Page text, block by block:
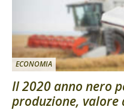
ECONOMIA
Il 2020 anno nero
produzione, valore